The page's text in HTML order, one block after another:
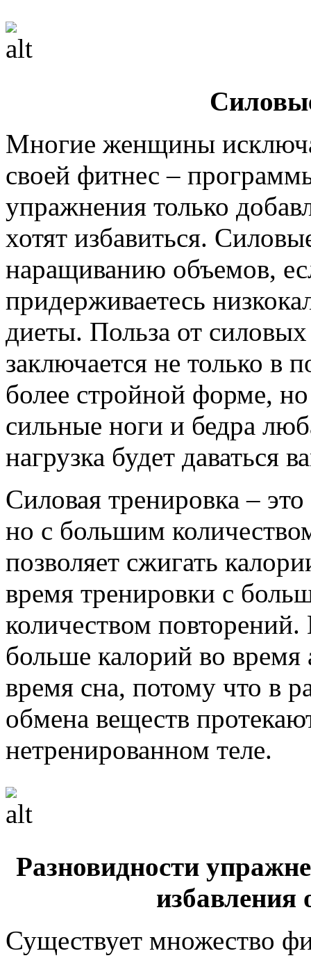
Многие женщины
своей фитнес –
упражнения только
хотят избавиться.
наращиванию объемов,
придерживаетесь
диеты. Польза от
заключается не только
более стройной форме,
сильные ноги и бедра
нагрузка будет даваться
Силовая тренировка –
но с большим
позволяет сжигать
время тренировки с
количеством
больше калорий во время
время сна, потому что в
обмена веществ
нетренированном теле.
Разновидности
избавления
Существует множество